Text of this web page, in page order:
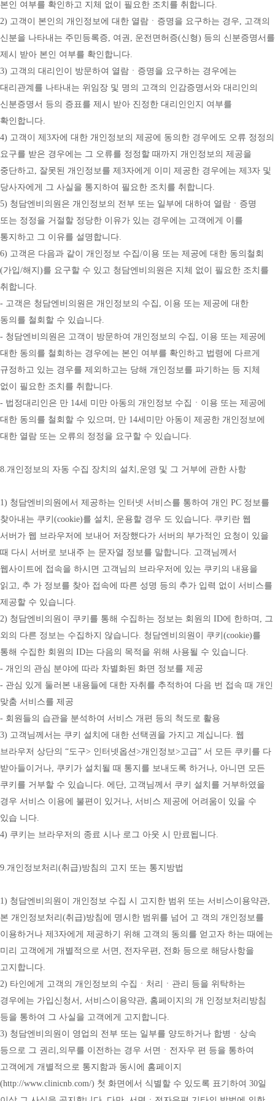
본인 여부를 확인하고 지체 없이 필요한 조치를 취합니다.
2) 고객이 본인의 개인정보에 대한 열람ㆍ증명을 요구하는 경우, 고객의
신분을 나타내는 주민등록증, 여권, 운전면허증(신형) 등의 신분증명서를
제시 받아 본인 여부를 확인합니다.
3) 고객의 대리인이 방문하여 열람ㆍ증명을 요구하는 경우에는
대리관계를 나타내는 위임장 및 명의 고객의 인감증명서와 대리인의
신분증명서 등의 증표를 제시 받아 진정한 대리인인지 여부를
확인합니다.
4) 고객이 제3자에 대한 개인정보의 제공에 동의한 경우에도 오류 정정의
요구를 받은 경우에는 그 오류를 정정할 때까지 개인정보의 제공을
중단하고, 잘못된 개인정보를 제3자에게 이미 제공한 경우에는 제3자 및
당사자에게 그 사실을 통지하여 필요한 조치를 취합니다.
5) 청담엔비의원은 개인정보의 전부 또는 일부에 대하여 열람ㆍ증명
또는 정정을 거절할 정당한 이유가 있는 경우에는 고객에게 이를
통지하고 그 이유를 설명합니다.
6) 고객은 다음과 같이 개인정보 수집/이용 또는 제공에 대한 동의철회
(가입/해지)를 요구할 수 있고 청담엔비의원은 지체 없이 필요한 조치를
취합니다.
- 고객은 청담엔비의원은 개인정보의 수집, 이용 또는 제공에 대한
동의를 철회할 수 있습니다.
- 청담엔비의원은 고객이 방문하여 개인정보의 수집, 이용 또는 제공에
대한 동의를 철회하는 경우에는 본인 여부를 확인하고 법령에 다르게
규정하고 있는 경우를 제외하고는 당해 개인정보를 파기하는 등 지체
없이 필요한 조치를 취합니다.
- 법정대리인은 만 14세 미만 아동의 개인정보 수집ㆍ이용 또는 제공에
대한 동의를 철회할 수 있으며, 만 14세미만 아동이 제공한 개인정보에
대한 열람 또는 오류의 정정을 요구할 수 있습니다.
8.개인정보의 자동 수집 장치의 설치,운영 및 그 거부에 관한 사항
1) 청담엔비의원에서 제공하는 인터넷 서비스를 통하여 개인 PC 정보를
찾아내는 쿠키(cookie)를 설치, 운용할 경우 도 있습니다. 쿠키란 웹
서버가 웹 브라우저에 보내어 저장했다가 서버의 부가적인 요청이 있을
때 다시 서버로 보내주 는 문자열 정보를 말합니다. 고객님께서
웹사이트에 접속을 하시면 고객님의 브라우저에 있는 쿠키의 내용을
읽고, 추 가 정보를 찾아 접속에 따른 성명 등의 추가 입력 없이 서비스를
제공할 수 있습니다.
2) 청담엔비의원이 쿠키를 통해 수집하는 정보는 회원의 ID에 한하며, 그
외의 다른 정보는 수집하지 않습니다. 청담엔비의원이 쿠키(cookie)를
통해 수집한 회원의 ID는 다음의 목적을 위해 사용될 수 있습니다.
- 개인의 관심 분야에 따라 차별화된 화면 정보를 제공
- 관심 있게 둘러본 내용들에 대한 자취를 추적하여 다음 번 접속 때 개인
맞춤 서비스를 제공
- 회원들의 습관을 분석하여 서비스 개편 등의 척도로 활용
3) 고객님께서는 쿠키 설치에 대한 선택권을 가지고 계십니다. 웹
브라우저 상단의 “도구> 인터넷옵션>개인정보>고급” 서 모든 쿠키를 다
받아들이거나, 쿠키가 설치될 때 통지를 보내도록 하거나, 아니면 모든
쿠키를 거부할 수 있습니다. 에단, 고객님께서 쿠키 설치를 거부하였을
경우 서비스 이용에 불편이 있거나, 서비스 제공에 어려움이 있을 수
있습 니다.
4) 쿠키는 브라우저의 종료 시나 로그 아웃 시 만료됩니다.
9.개인정보처리(취급)방침의 고지 또는 통지방법
1) 청담엔비의원이 개인정보 수집 시 고지한 범위 또는 서비스이용약관,
본 개인정보처리(취급)방침에 명시한 범위를 넘어 고 객의 개인정보를
이용하거나 제3자에게 제공하기 위해 고객의 동의를 얻고자 하는 때에는
미리 고객에게 개별적으로 서면, 전자우편, 전화 등으로 해당사항을
고지합니다.
2) 타인에게 고객의 개인정보의 수집ㆍ처리ㆍ관리 등을 위탁하는
경우에는 가입신청서, 서비스이용약관, 홈페이지의 개 인정보처리방침
등을 통하여 그 사실을 고객에게 고지합니다.
3) 청담엔비의원이 영업의 전부 또는 일부를 양도하거나 합병ㆍ상속
등으로 그 권리,의무를 이전하는 경우 서면ㆍ전자우 편 등을 통하여
고객에게 개별적으로 통지함과 동시에 홈페이지
(http://www.clinicnb.com/) 첫 화면에서 식별할 수 있도록 표기하여 30일